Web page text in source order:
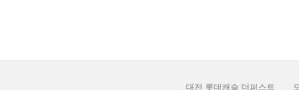
대전 롯데캐슬 더퍼스트